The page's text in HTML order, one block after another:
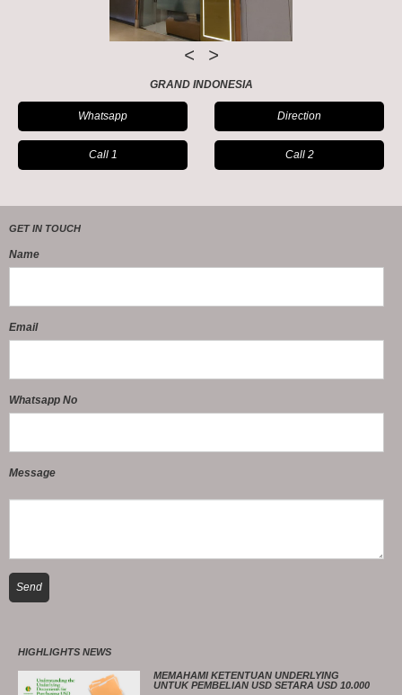
< >
GRAND INDONESIA
Whatsapp Direction
Call 1 Call 2
GET IN TOUCH
Name
Email
Whatsapp No
Message
Send
HIGHLIGHTS NEWS
MEMAHAMI KETENTUAN UNDERLYING
UNTUK PEMBELIAN USD SETARA USD 10.000